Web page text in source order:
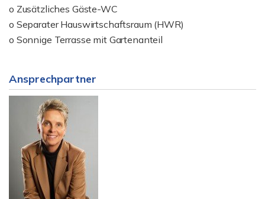
o Zusätzliches Gäste-WC
o Separater Hauswirtschaftsraum (HWR)
o Sonnige Terrasse mit Gartenanteil
Ansprechpartner